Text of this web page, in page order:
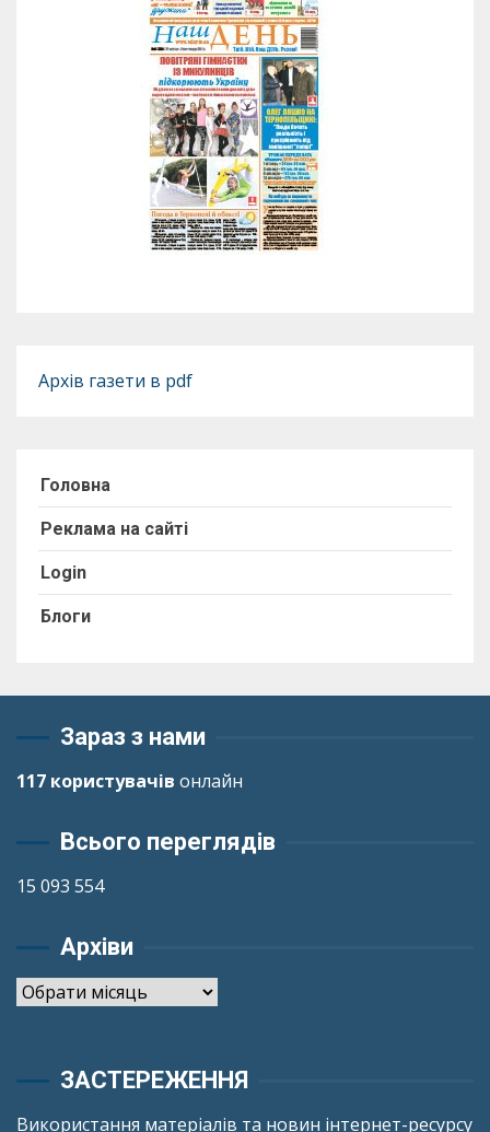
Архів газети в pdf
Головна
Реклама на сайті
Login
Блоги
Зараз з нами
117 користувачів онлайн
Всього переглядів
15 093 554
Архіви
Архіви
ЗАСТЕРЕЖЕННЯ
Використання матеріалів та новин інтернет-ресурсу